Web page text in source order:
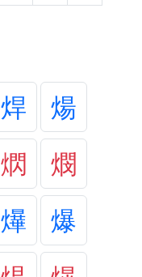
焊
煬
熌
燘
爗
爆